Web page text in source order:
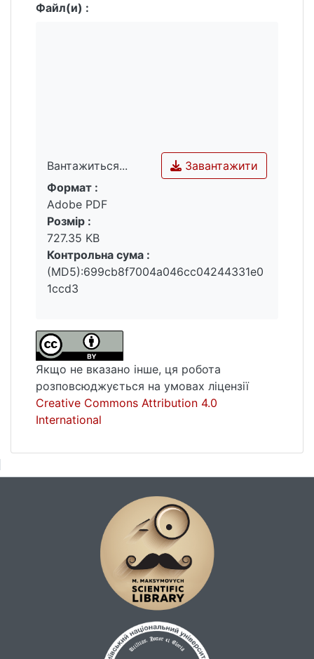
Pages of the article in the issue: 22 - 27
Файл(и) :
Вантажиться...
Вантажиться...
Завантажити
Формат :
Adobe PDF
Розмір :
727.35 KB
Контрольна сума :
(MD5):699cb8f7004a046cc04244331e0
1ccd3
Якщо не вказано інше, ця робота
розповсюджується на умовах ліцензії
Creative Commons Attribution 4.0
International